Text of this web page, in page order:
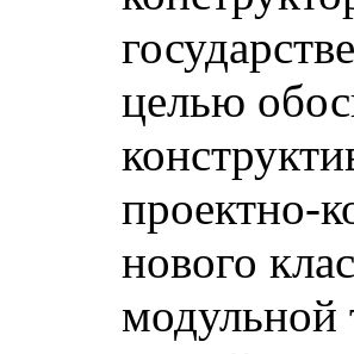
целью
проектно-
нового
модульной